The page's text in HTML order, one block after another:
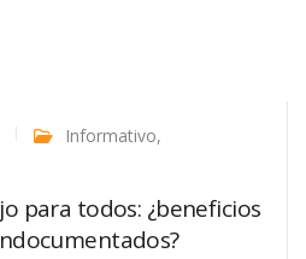
Informativo,
para todos: ¿beneficios